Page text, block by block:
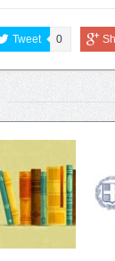
Tweet 0